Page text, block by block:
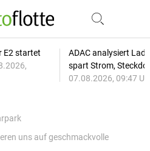
E2 startet
ADAC analysiert
spart Strom,
07.08.2026, 09:47
uns auf geschmackvolle